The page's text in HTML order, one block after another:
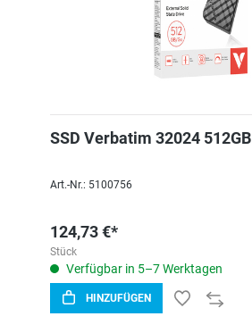
SSD Verbatim 32024 512GB
Art.-Nr.: 5100756
124,73 €*
Stück
Verfügbar in 5–7 Werktagen
HINZUFÜGEN